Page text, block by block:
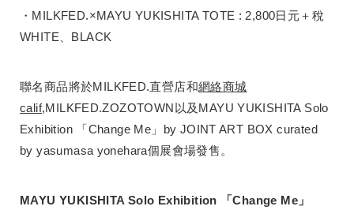
・MILKFED.×MAYU YUKISHITA TOTE : 2,800日元＋稅
WHITE、BLACK
聯名商品將於MILKFED.直營店和網絡商城
calif,MILKFED.ZOZOTOWN以及MAYU YUKISHITA Solo
Exhibition 「Change Me」by JOINT ART BOX curated
by yasumasa yonehara個展會場發售。
MAYU YUKISHITA Solo Exhibition 「Change Me」